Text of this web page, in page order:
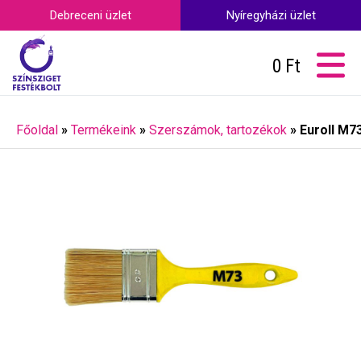
Debreceni üzlet Nyíregyházi üzlet
0 Ft
Főoldal » Termékeink » Szerszámok, tartozékok » Euroll